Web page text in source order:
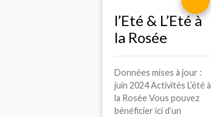
l’Eté & L’Eté à
la Rosée
Données mises à jour :
juin 2024 Activités L’été à
la Rosée Vous pouvez
bénéficier ici d’un